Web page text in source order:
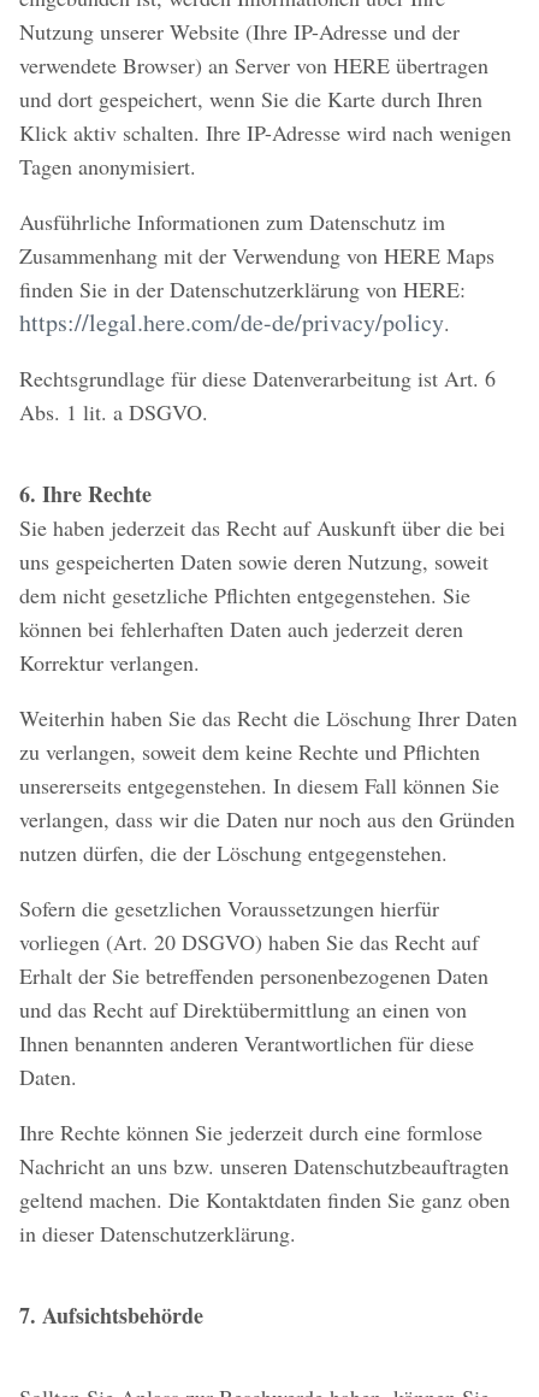
Nutzung unserer Website (Ihre IP-Adresse und der
verwendete Browser) an Server von HERE übertragen
und dort gespeichert, wenn Sie die Karte durch Ihren
Klick aktiv schalten. Ihre IP-Adresse wird nach wenigen
Tagen anonymisiert.
Ausführliche Informationen zum Datenschutz im
Zusammenhang mit der Verwendung von HERE Maps
finden Sie in der Datenschutzerklärung von HERE:
https://legal.here.com/de-de/privacy/policy.
Rechtsgrundlage für diese Datenverarbeitung ist Art. 6
Abs. 1 lit. a DSGVO.
6. Ihre Rechte
Sie haben jederzeit das Recht auf Auskunft über die bei
uns gespeicherten Daten sowie deren Nutzung, soweit
dem nicht gesetzliche Pflichten entgegenstehen. Sie
können bei fehlerhaften Daten auch jederzeit deren
Korrektur verlangen.
Weiterhin haben Sie das Recht die Löschung Ihrer Daten
zu verlangen, soweit dem keine Rechte und Pflichten
unsererseits entgegenstehen. In diesem Fall können Sie
verlangen, dass wir die Daten nur noch aus den Gründen
nutzen dürfen, die der Löschung entgegenstehen.
Sofern die gesetzlichen Voraussetzungen hierfür
vorliegen (Art. 20 DSGVO) haben Sie das Recht auf
Erhalt der Sie betreffenden personenbezogenen Daten
und das Recht auf Direktübermittlung an einen von
Ihnen benannten anderen Verantwortlichen für diese
Daten.
Ihre Rechte können Sie jederzeit durch eine formlose
Nachricht an uns bzw. unseren Datenschutzbeauftragten
geltend machen. Die Kontaktdaten finden Sie ganz oben
in dieser Datenschutzerklärung.
7. Aufsichtsbehörde